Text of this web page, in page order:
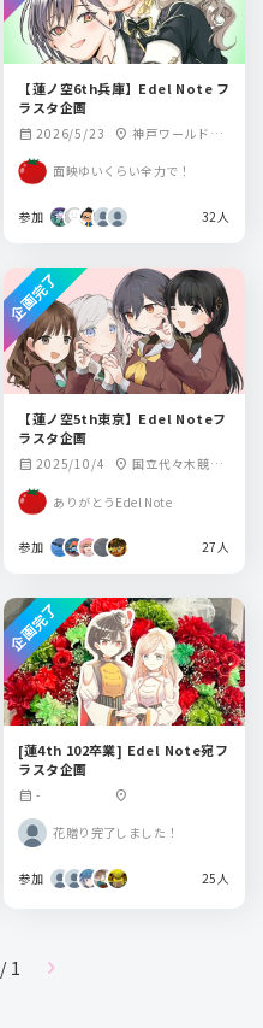
【蓮ノ空6th兵庫】Edel Note フ
ラスタ企画
calendar_month 2026/5/23 location_on 神戸ワールド記
面映ゆいくらい全力で！
参加 32人
【蓮ノ空5th東京】Edel Noteフ
ラスタ企画
calendar_month 2025/10/4 location_on 国立代々木競技
ありがとうEdel Note
参加 27人
企画完了
[蓮4th 102卒業] Edel Note宛フ
ラスタ企画
calendar_month - location_on
花贈り完了しました！
参加 25人
企画完了
/ 1 chevron_right